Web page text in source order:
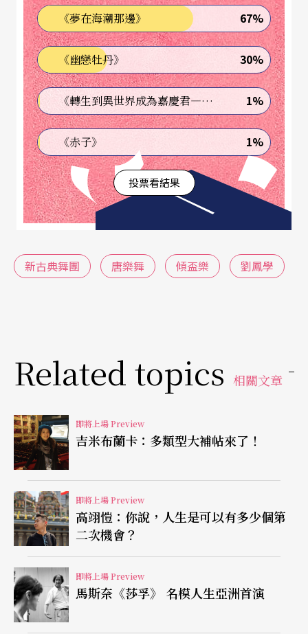
已完成目前僅存四首唐大曲的建構，分別為《皇帝
破陣樂》、《春鶯囀》、《蘇合香》、《團亂
旋》，以及唐中曲《崑崙八仙》、《蘭陵王》，唐
小曲《拔頭》、《胡飲酒》等。
今年秋天，劉鳳學與新古典舞團將演出唐樂舞系列
的封箱之作《傾盃樂》，並選粹經典舞碼《春鶯
囀》、《拔頭》、《蘇合香》與《團亂旋》，溫故
與新作齊展於觀眾眼前。
結合，而成為大型歌舞的作品，現僅存〈堂上〉、
〈堂下〉與〈急〉三個樂章，這次演出也將以此區
關於舞蹈的內涵，劉鳳學表示：「在開始跳這支舞
前，舞者花了一兩年的時間去故宮、國立歷史博物
館欣賞壁畫，並研究古代的詩詞，以自身的文學與
舞蹈修養，經歷長時間的磨練，才造就《傾盃樂》
的呈現。」所有還原面貌的工作，都需要經歷舞者
本身藝術涵養的滋長，以及宛如史詩般的舞蹈空間
安排，才能使唐樂舞穿越千年時空隧道，重展耀眼
面貌於舞台。
《夢在海潮那邊》 67%
《幽戀牡丹》 30%
《轉生到異世界成為嘉慶君—發現我的祖先是詐騙集團!?》 1%
《赤子》 1%
投票看結果
新古典舞團 唐樂舞 傾盃樂 劉鳳學
Related topics 相關文章
即將上場 Preview
吉米布蘭卡：多類型大補帖來了！
即將上場 Preview
高翊愷：你說，人生是可以有多少個第
二次機會？
即將上場 Preview
馬斯奈《莎孚》 名模人生亞洲首演